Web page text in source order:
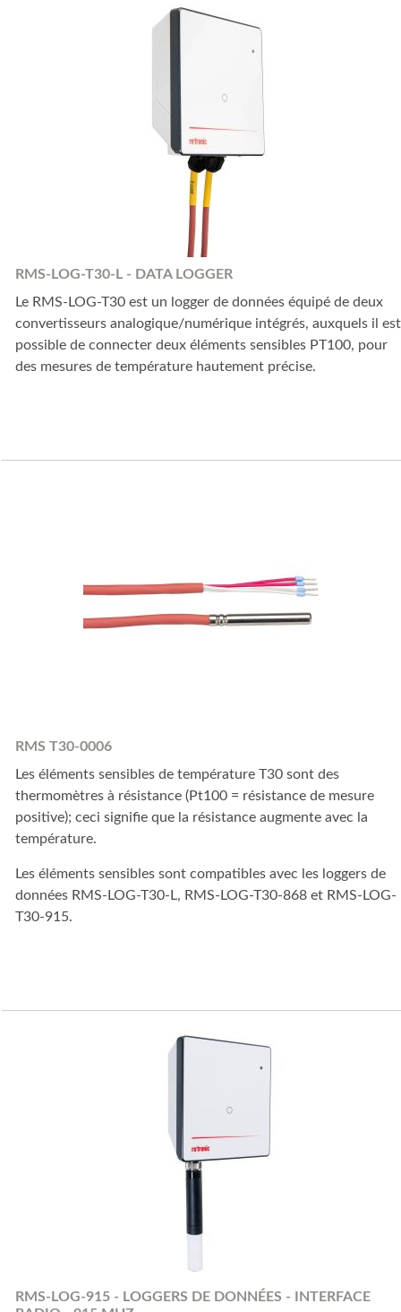
RMS-LOG-T30-L - DATA LOGGER
Le RMS-LOG-T30 est un logger de données équipé de deux
convertisseurs analogique/numérique intégrés, auxquels il est
possible de connecter deux éléments sensibles PT100, pour
des mesures de température hautement précise.
RMS T30-0006
Les éléments sensibles de température T30 sont des
thermomètres à résistance (Pt100 = résistance de mesure
positive); ceci signifie que la résistance augmente avec la
température.
Les éléments sensibles sont compatibles avec les loggers de
données RMS-LOG-T30-L, RMS-LOG-T30-868 et RMS-LOG-
T30-915.
RMS-LOG-915 - LOGGERS DE DONNÉES - INTERFACE